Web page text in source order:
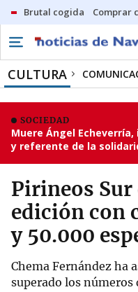
Brutal cogida Comprar
CULTURA
SOCIEDAD
Muere Ángel
y referente de la
Pirineos Sur
edición con
y 50.000
Chema Fernández ha
superado los números